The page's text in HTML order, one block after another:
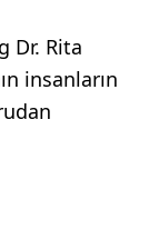
Dr. Rita
insanların